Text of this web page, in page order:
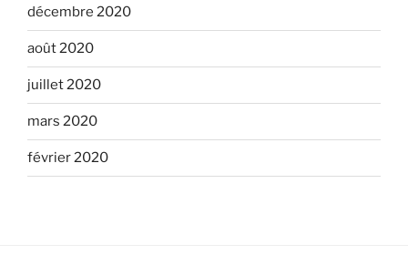
décembre 2020
août 2020
juillet 2020
mars 2020
février 2020